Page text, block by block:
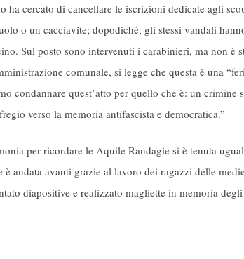
ha cercato di cancellare le iscrizioni dedicate agli
o un cacciavite; dopodiché, gli stessi vandali
Sul posto sono intervenuti i carabinieri, ma non è
comunale, si legge che questa è una
condannare quest’atto per quello che è: un crimine
verso la memoria antifascista e democratica.”
per ricordare le Aquile Randagie si è tenuta
è andata avanti grazie al lavoro dei ragazzi delle
diapositive e realizzato magliette in memoria